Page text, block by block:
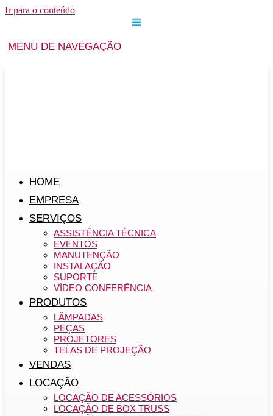
Ir para o conteúdo
MENU DE NAVEGAÇÃO
HOME
EMPRESA
SERVIÇOS
ASSISTÊNCIA TÉCNICA
EVENTOS
MANUTENÇÃO
INSTALAÇÃO
SUPORTE
VÍDEO CONFERÊNCIA
PRODUTOS
LÂMPADAS
PEÇAS
PROJETORES
TELAS DE PROJEÇÃO
VENDAS
LOCAÇÃO
LOCAÇÃO DE ACESSÓRIOS
LOCAÇÃO DE BOX TRUSS